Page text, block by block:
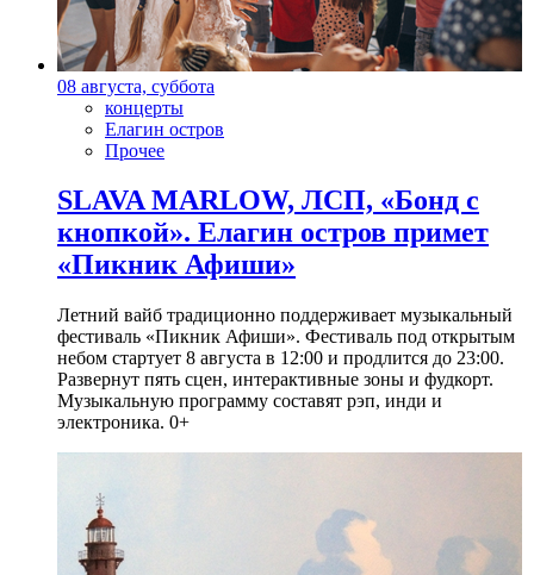
08 августа, суббота
концерты
Елагин остров
Прочее
SLAVA MARLOW, ЛСП, «Бонд с
кнопкой». Елагин остров примет
«Пикник Афиши»
Летний вайб традиционно поддерживает музыкальный
фестиваль «Пикник Афиши». Фестиваль под открытым
небом стартует 8 августа в 12:00 и продлится до 23:00.
Развернут пять сцен, интерактивные зоны и фудкорт.
Музыкальную программу составят рэп, инди и
электроника. 0+